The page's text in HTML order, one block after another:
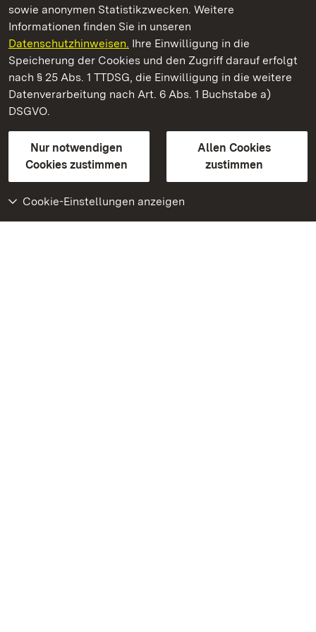
sowie anonymen Statistikzwecken. Weitere
Informationen finden Sie in unseren
Datenschutzhinweisen. Ihre Einwilligung in die
Speicherung der Cookies und den Zugriff darauf erfolgt
nach § 25 Abs. 1 TTDSG, die Einwilligung in die weitere
Datenverarbeitung nach Art. 6 Abs. 1 Buchstabe a)
DSGVO.
Nur notwendigen
Cookies zustimmen
Allen Cookies
zustimmen
Cookie-Einstellungen anzeigen
Staatliche Schlösser und Gärten Baden‑Württemberg
Staatliche Schlösser und Gärten Baden-Württemberg
Kontakt
GebärdenspracheLeichte Sprache
Erklärung zur Barrierefreiheit
BITV-konform (geprüfte Seiten)
Weiteres